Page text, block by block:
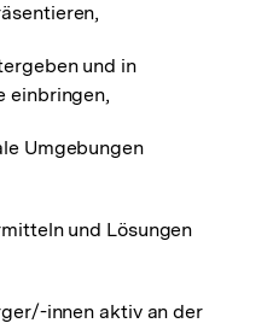
und in
einbringen,
Umgebungen
und Lösungen
innen aktiv an der